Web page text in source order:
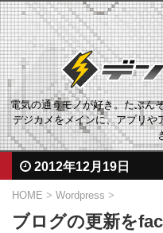
電気の通うモノが好き。たぶん
デジカメをメインに、アプリや
2012年12月19日
HOME > Wordpress >
ブログの更新を